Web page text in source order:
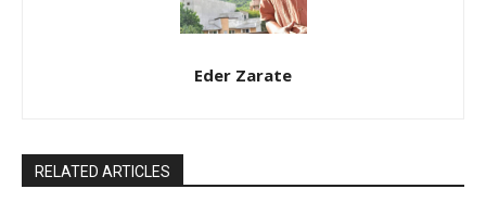
Eder Zarate
RELATED ARTICLES